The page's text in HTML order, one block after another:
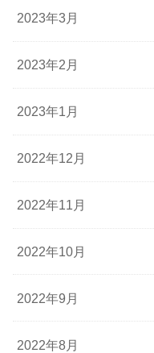
2023年3月
2023年2月
2023年1月
2022年12月
2022年11月
2022年10月
2022年9月
2022年8月